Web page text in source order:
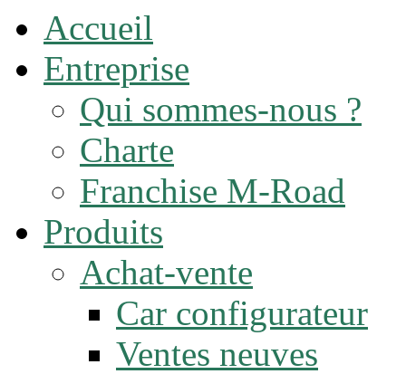
Accueil
Entreprise
Qui sommes-nous ?
Charte
Franchise M-Road
Produits
Achat-vente
Car configurateur
Ventes neuves